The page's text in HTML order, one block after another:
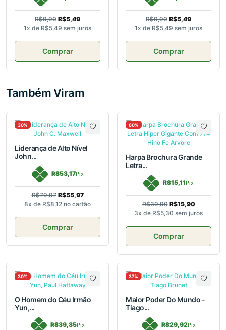
R$9,90 R$5,49
1x de R$5,49 sem juros
Comprar
R$9,90 R$5,49
1x de R$5,49 sem juros
Comprar
Também Viram
30%
Liderança de Alto Nível
John...
R$53,17Pix
R$79,97 R$55,97
8x de R$8,12 no cartão
Comprar
60%
Harpa Brochura Grande
Letra...
R$15,11Pix
R$39,90 R$15,90
3x de R$5,30 sem juros
Comprar
30%
O Homem do Céu Irmão
Yun,...
R$39,85Pix
37%
Maior Poder Do Mundo -
Tiago...
R$29,92Pix